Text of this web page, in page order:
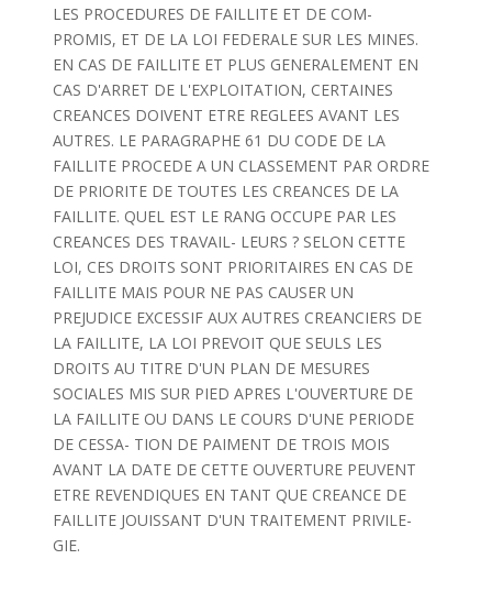
LES PROCEDURES DE FAILLITE ET DE COM-
PROMIS, ET DE LA LOI FEDERALE SUR LES MINES.
EN CAS DE FAILLITE ET PLUS GENERALEMENT EN
CAS D'ARRET DE L'EXPLOITATION, CERTAINES
CREANCES DOIVENT ETRE REGLEES AVANT LES
AUTRES. LE PARAGRAPHE 61 DU CODE DE LA
FAILLITE PROCEDE A UN CLASSEMENT PAR ORDRE
DE PRIORITE DE TOUTES LES CREANCES DE LA
FAILLITE. QUEL EST LE RANG OCCUPE PAR LES
CREANCES DES TRAVAIL- LEURS ? SELON CETTE
LOI, CES DROITS SONT PRIORITAIRES EN CAS DE
FAILLITE MAIS POUR NE PAS CAUSER UN
PREJUDICE EXCESSIF AUX AUTRES CREANCIERS DE
LA FAILLITE, LA LOI PREVOIT QUE SEULS LES
DROITS AU TITRE D'UN PLAN DE MESURES
SOCIALES MIS SUR PIED APRES L'OUVERTURE DE
LA FAILLITE OU DANS LE COURS D'UNE PERIODE
DE CESSA- TION DE PAIMENT DE TROIS MOIS
AVANT LA DATE DE CETTE OUVERTURE PEUVENT
ETRE REVENDIQUES EN TANT QUE CREANCE DE
FAILLITE JOUISSANT D'UN TRAITEMENT PRIVILE-
GIE.